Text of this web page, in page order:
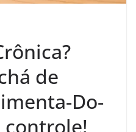
de
Do-
controle!